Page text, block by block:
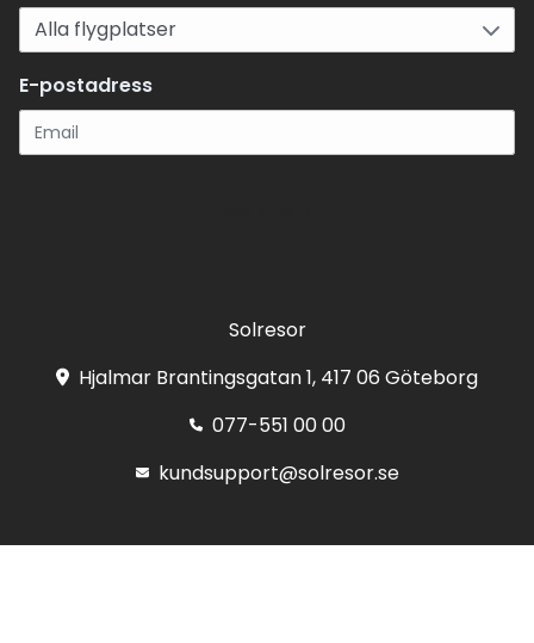
E-postadress
Solresor
Hjalmar Brantingsgatan 1, 417 06 Göteborg
077-551 00 00
kundsupport@solresor.se